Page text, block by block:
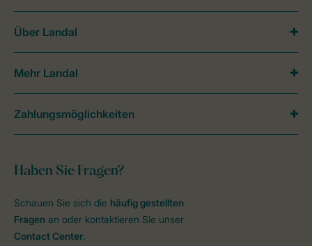
Haben Sie Fragen?
Schauen Sie sich die häufig gestellten
Fragen an oder kontaktieren Sie unser
Contact Center.
Über Landal
Mehr Landal
Zahlungsmöglichkeiten